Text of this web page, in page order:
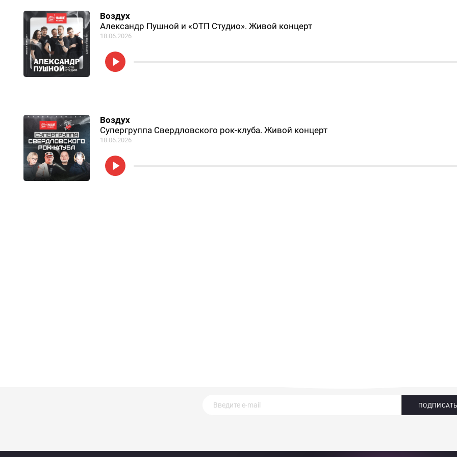
Воздух
Александр Пушной и «ОТП Студио». Живой концерт
18.06.2026
Воздух
Супергруппа Свердловского рок-клуба. Живой концерт
18.06.2026